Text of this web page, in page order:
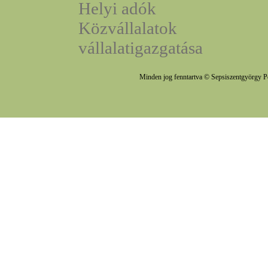
Helyi adók
Közvállalatok
vállalatigazgatása
Minden jog fenntartva © Sepsiszentgyörgy